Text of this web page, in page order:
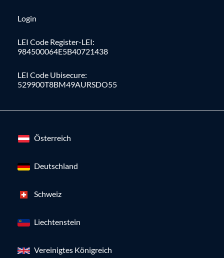
Login
LEI Code Register-LEI:
984500064E5B40721438
LEI Code Ubisecure:
529900T8BM49AURSDO55
Österreich
Deutschland
Schweiz
Liechtenstein
Vereinigtes Königreich